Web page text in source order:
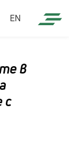
EN
в
с